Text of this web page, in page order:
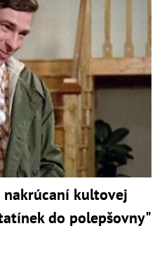
kultovej
do polepšovny"